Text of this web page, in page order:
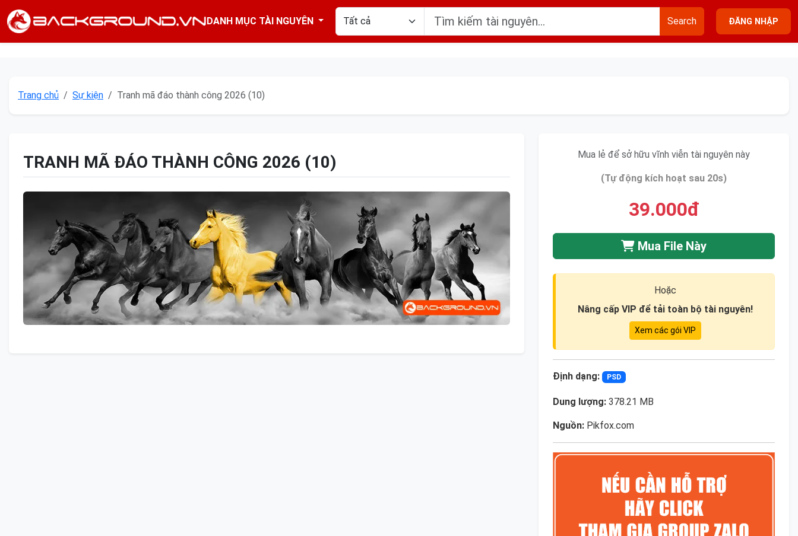
DANH MỤC TÀI NGUYÊN Search ĐĂNG NHẬP
Trang chủ Sự kiện Tranh mã đáo thành công 2026 (10)
TRANH MÃ ĐÁO THÀNH CÔNG 2026 (10) Mua lẻ để sở hữu vĩnh viễn tài nguyên này
(Tự động kích hoạt sau 20s)
39.000đ
Mua File Này
Hoặc
Nâng cấp VIP để tải toàn bộ tài nguyên!
Xem các gói VIP
Định dạng: PSD
Dung lượng: 378.21 MB
Nguồn: Pikfox.com